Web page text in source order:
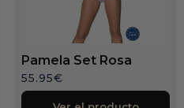
Pamela Set Rosa
55.95€